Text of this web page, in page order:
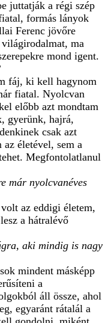
juttatják a régi szép
formás lányok
Ferenc jövőre
ma
mond igent.
fáj, ki kell hagynom
fiatal. Nyolcvan
előbb azt mondtam
gyerünk, hajrá,
csak azt
az életével, sem a
Megfontolatlanul
már nyolcvanéves
az eddigi életem,
a hátralévő
aki mindig is nagy
mindent másképp
a
áll össze, ahol
egyaránt rátalál a